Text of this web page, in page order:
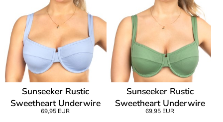
Sunseeker Rustic
Sweetheart Underwire
Bikini Bra
69,95 EUR
Sunseeker Rustic
Sweetheart Underwire
Bikini Bra
69,95 EUR